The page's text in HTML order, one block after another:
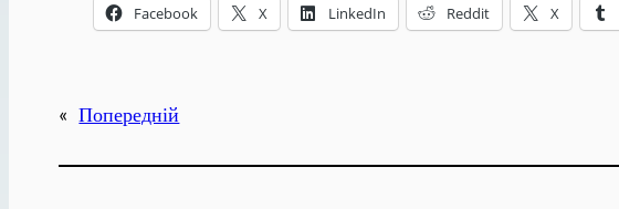
Facebook X LinkedIn Reddit X
« Попередній